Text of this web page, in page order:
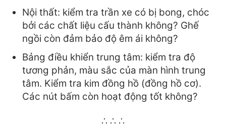
Nội thất: kiểm tra trần xe có bị bong, chóc
bởi các chất liệu cấu thành không? Ghế
ngồi còn đảm bảo độ êm ái không?
Bảng điều khiển trung tâm: kiểm tra độ
tương phản, màu sắc của màn hình trung
tâm. Kiểm tra kim đồng hồ (đồng hồ cơ).
Các nút bấm còn hoạt động tốt không?
∴ ∴ ∴